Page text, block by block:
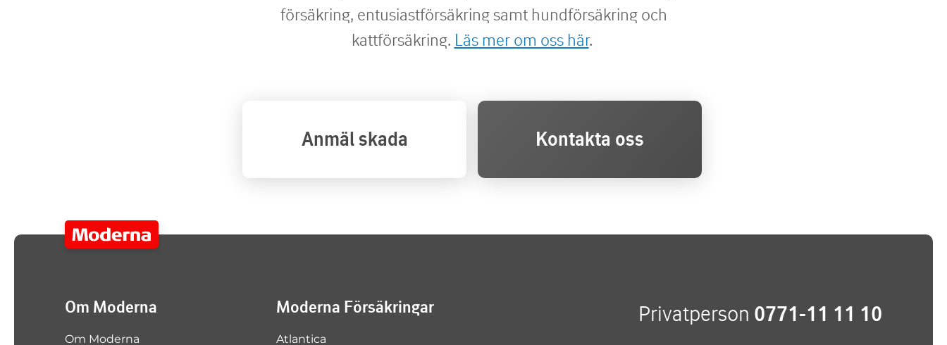
försäkring, entusiastförsäkring samt hundförsäkring och
kattförsäkring. Läs mer om oss här.
Anmäl skada Kontakta oss
Om Moderna
Om Moderna
Moderna Försäkringar
Atlantica
Privatperson 0771-11 11 10